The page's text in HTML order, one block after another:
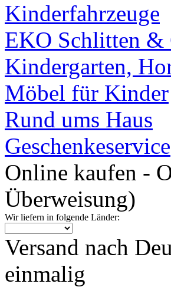
Kinderfahrzeuge
EKO Schlitten &
Kindergarten,
Möbel für Kinder
Rund ums Haus
Geschenkeservice
Online kaufen -
Überweisung)
Wir liefern in folgende Länder:
Versand nach
einmalig